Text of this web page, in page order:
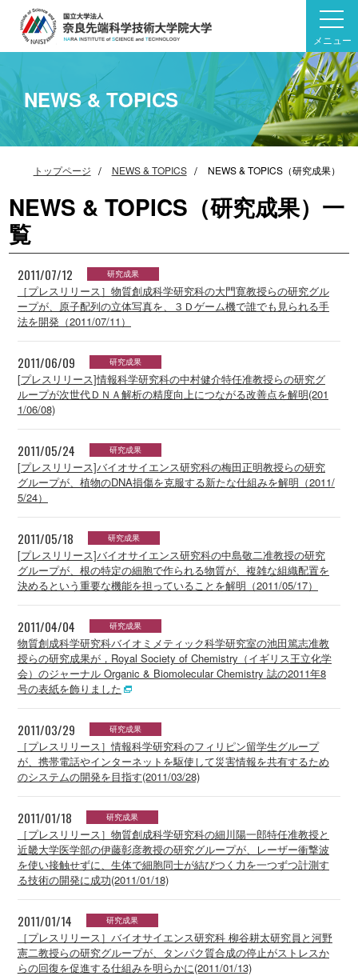
メニュー
NEWS & TOPICS
トップページ NEWS & TOPICS NEWS & TOPICS（研究成果）
NEWS & TOPICS（研究成果）一
覧
2011/07/12 研究成果
［プレスリリース］物質創成科学研究科の大門寛教授らの研究グル
ープが、原子配列の立体写真を、３Ｄゲーム機で誰でも見られる手
法を開発（2011/07/11）
2011/06/09 研究成果
[プレスリリース]情報科学研究科の中村健介特任准教授らの研究グ
ループが次世代ＤＮＡ解析の精度向上につながる改善点を解明(201
1/06/08)
2011/05/24 研究成果
[プレスリリース]バイオサイエンス研究科の梅田正明教授らの研究
グループが、植物のDNA損傷を克服する新たな仕組みを解明（2011/
5/24）
2011/05/18 研究成果
[プレスリリース]バイオサイエンス研究科の中島敬二准教授の研究
グループが、根の特定の細胞で作られる物質が、複雑な組織配置を
決めるという重要な機能を担っていることを解明（2011/05/17）
2011/04/04 研究成果
物質創成科学研究科バイオミメティック科学研究室の池田篤志准教
授らの研究成果が，Royal Society of Chemistry（イギリス王立化学
会）のジャーナル Organic & Biomolecular Chemistry 誌の2011年8
号の表紙を飾りました
2011/03/29 研究成果
［プレスリリース］情報科学研究科のフィリピン留学生グループ
が、携帯電話やインターネットを駆使して災害情報を共有するため
のシステムの開発を目指す(2011/03/28)
2011/01/18 研究成果
［プレスリリース］物質創成科学研究科の細川陽一郎特任准教授と
近畿大学医学部の伊藤彰彦教授の研究グループが、レーザー衝撃波
を使い接触せずに、生体で細胞同士が結びつく力を一つずつ計測す
る技術の開発に成功(2011/01/18)
2011/01/14 研究成果
［プレスリリース］バイオサイエンス研究科 柳谷耕太研究員と河野
憲二教授らの研究グループが、タンパク質合成の停止がストレスか
らの回復を促進する仕組みを明らかに(2011/01/13)